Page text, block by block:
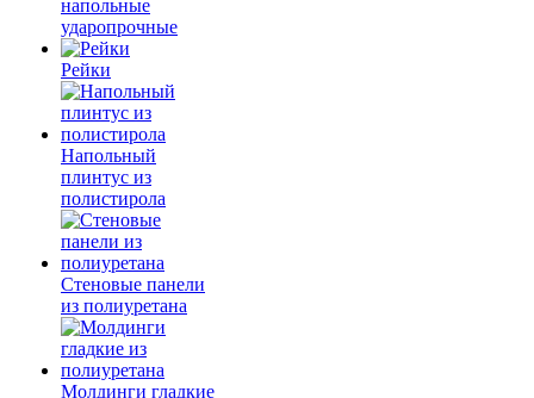
напольные
ударопрочные
Рейки
Напольный
плинтус из
полистирола
Стеновые панели
из полиуретана
Молдинги гладкие